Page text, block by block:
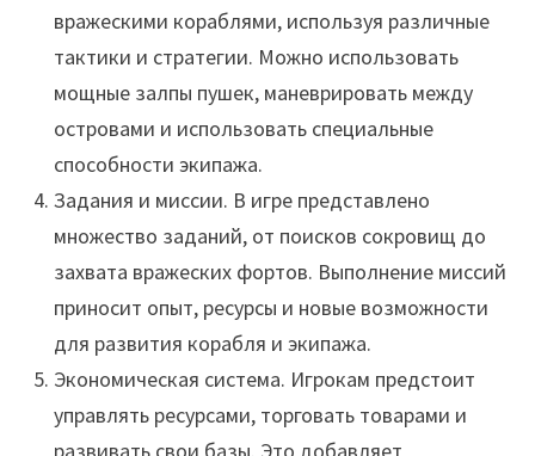
вражескими кораблями, используя различные
тактики и стратегии. Можно использовать
мощные залпы пушек, маневрировать между
островами и использовать специальные
способности экипажа.
Задания и миссии. В игре представлено
множество заданий, от поисков сокровищ до
захвата вражеских фортов. Выполнение миссий
приносит опыт, ресурсы и новые возможности
для развития корабля и экипажа.
Экономическая система. Игрокам предстоит
управлять ресурсами, торговать товарами и
развивать свои базы. Это добавляет